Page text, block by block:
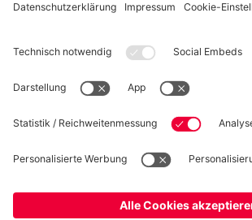
Impressum
Datenschutz AGB Barrierefreiheit
Verträge hier kündigen Cookie